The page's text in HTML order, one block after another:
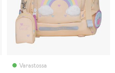
Varastossa